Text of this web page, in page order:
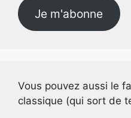
Je m'abonne
Vous pouvez aussi le
classique (qui sort de